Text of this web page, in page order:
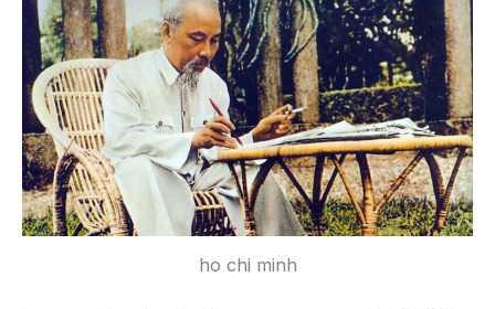
ho chi minh